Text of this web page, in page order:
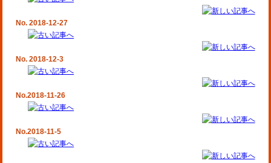
No. 2018-12-27
No. 2018-12-3
No.2018-11-26
No.2018-11-5